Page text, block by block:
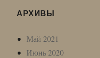
АРХИВЫ
Май 2021
Июнь 2020